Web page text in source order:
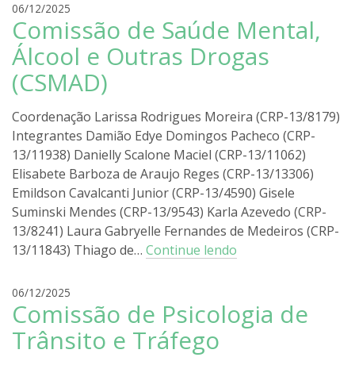
06/12/2025
o
d
r
i
g
o
l
r
a
Comissão de Saúde Mental,
Álcool e Outras Drogas
(CSMAD)
Coordenação Larissa Rodrigues Moreira (CRP-13/8179)
Integrantes Damião Edye Domingos Pacheco (CRP-
13/11938) Danielly Scalone Maciel (CRP-13/11062)
Elisabete Barboza de Araujo Reges (CRP-13/13306)
Emildson Cavalcanti Junior (CRP-13/4590) Gisele
Suminski Mendes (CRP-13/9543) Karla Azevedo (CRP-
13/8241) Laura Gabryelle Fernandes de Medeiros (CRP-
13/11843) Thiago de… Continue lendo
06/12/2025
o
d
r
Comissão de Psicologia de
Trânsito e Tráfego